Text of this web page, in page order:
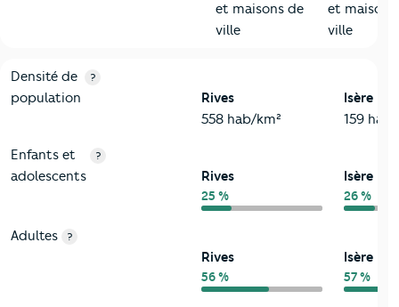
et maisons de
ville
et
ville
2-Habitants
Critères Rives
Densité de
population
?
Rives
558 hab/km²
Isère
159
Enfants et
adolescents
?
Rives
25 %
Isère
26 %
Adultes ?
Rives
56 %
Isère
57 %